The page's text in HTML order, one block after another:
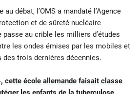
débat, l’OMS a mandaté l’Agence
et de sûreté nucléaire
passe au crible les milliers d’études
les ondes émises par les mobiles et
trois dernières décennies.
cette école allemande faisait classe